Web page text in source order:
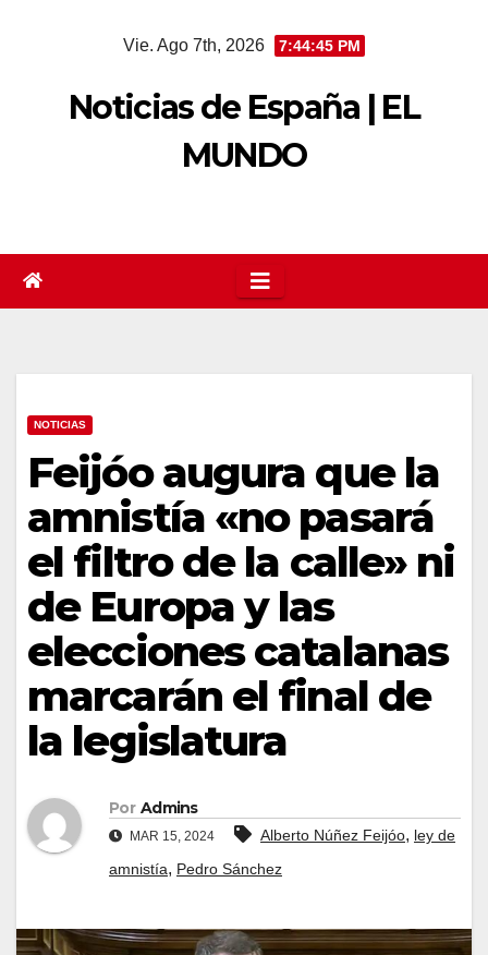
Vie. Ago 7th, 2026 7:44:46 PM
Noticias de España | EL
MUNDO
NOTICIAS
Feijóo augura que la
amnistía «no pasará
el filtro de la calle» ni
de Europa y las
elecciones catalanas
marcarán el final de
la legislatura
Por Admins
MAR 15, 2024 Alberto Núñez Feijóo, ley de
amnistía, Pedro Sánchez